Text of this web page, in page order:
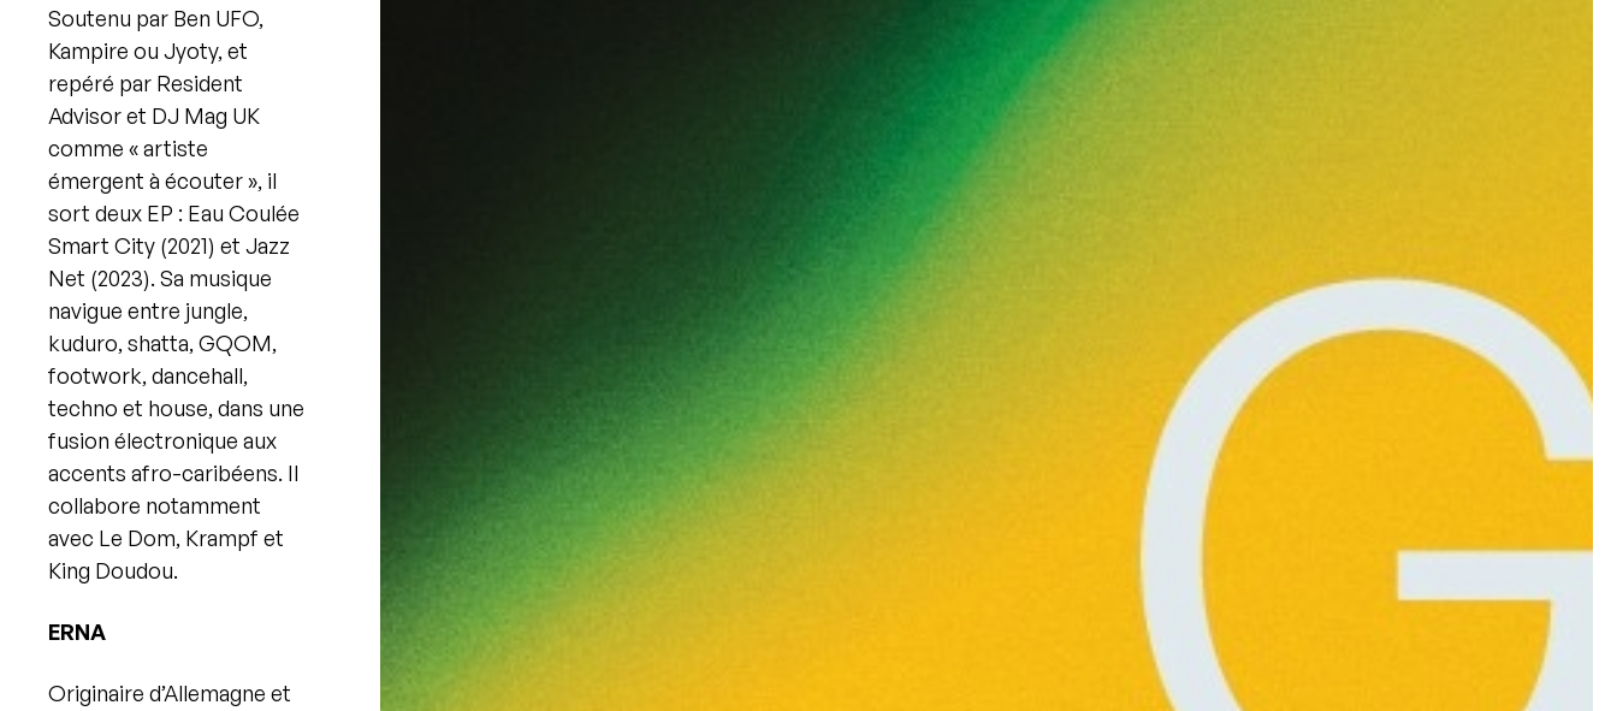
Soutenu par Ben UFO,
Kampire ou Jyoty, et
repéré par Resident
Advisor et DJ Mag UK
comme « artiste
émergent à écouter », il
sort deux EP : Eau Coulée
Smart City (2021) et Jazz
Net (2023). Sa musique
navigue entre jungle,
kuduro, shatta, GQOM,
footwork, dancehall,
techno et house, dans une
fusion électronique aux
accents afro-caribéens. Il
collabore notamment
avec Le Dom, Krampf et
King Doudou.
ERNA
Originaire d’Allemagne et